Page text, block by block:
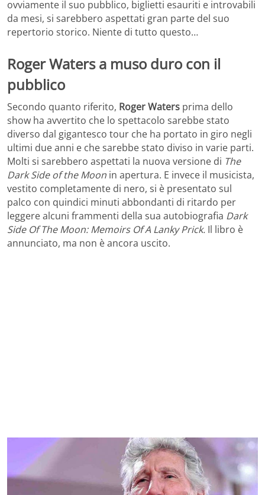
ovviamente il suo pubblico, biglietti esauriti e introvabili
da mesi, si sarebbero aspettati gran parte del suo
repertorio storico. Niente di tutto questo…
Roger Waters a muso duro con il
pubblico
Secondo quanto riferito, Roger Waters prima dello
show ha avvertito che lo spettacolo sarebbe stato
diverso dal gigantesco tour che ha portato in giro negli
ultimi due anni e che sarebbe stato diviso in varie parti.
Molti si sarebbero aspettati la nuova versione di The
Dark Side of the Moon in apertura. E invece il musicista,
vestito completamente di nero, si è presentato sul
palco con quindici minuti abbondanti di ritardo per
leggere alcuni frammenti della sua autobiografia Dark
Side Of The Moon: Memoirs Of A Lanky Prick. Il libro è
annunciato, ma non è ancora uscito.